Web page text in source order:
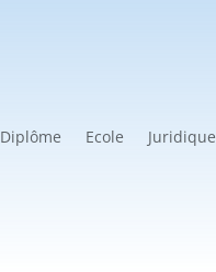
Diplôme Ecole Juridique